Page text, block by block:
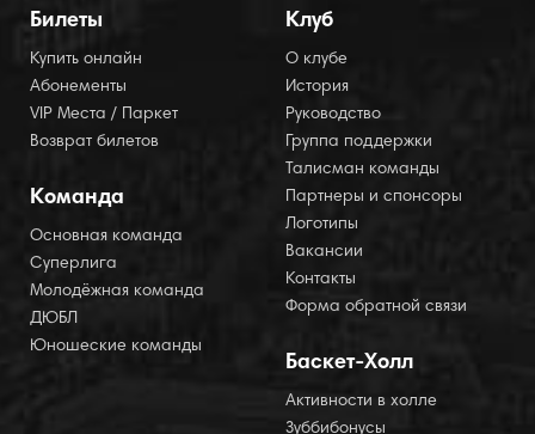
Билеты
Купить онлайн
Абонементы
VIP Места / Паркет
Возврат билетов
Команда
Основная команда
Суперлига
Молодёжная команда
ДЮБЛ
Юношеские команды
Клуб
О клубе
История
Руководство
Группа поддержки
Талисман команды
Партнеры и спонсоры
Логотипы
Вакансии
Контакты
Форма обратной связи
Баскет-Холл
Активности в холле
Зуббибонусы